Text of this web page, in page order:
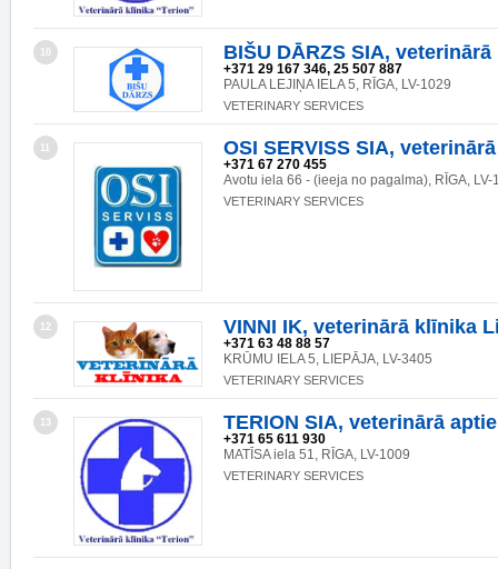
10 BIŠU DĀRZS SIA,
+371 29 167 346, 25 507 887
PAULA LEJIŅA IELA 5, RĪGA, LV-1029
VETERINARY SERVICES
11 OSI SERVISS SIA,
+371 67 270 455
Avotu iela 66 - (ieeja no pagalma), RĪGA, LV-
VETERINARY SERVICES
12 VINNI IK, veterinārā klīnika
+371 63 48 88 57
KRŪMU IELA 5, LIEPĀJA, LV-3405
VETERINARY SERVICES
13 TERION SIA, veterinārā
+371 65 611 930
MATĪSA iela 51, RĪGA, LV-1009
VETERINARY SERVICES